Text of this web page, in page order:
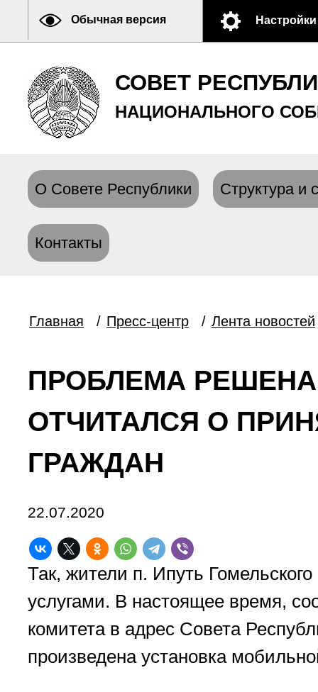
Обычная версия Настройки
СОВЕТ
НАЦИОНАЛЬНОГО
О Совете Республики Структура и
Контакты
Главная / Пресс-центр / Лента новостей
ПРОБЛЕМА
ОТЧИТАЛСЯ О
ГРАЖДАН
22.07.2020
Так, жители п. Ипуть
услугами. В настоящее время,
комитета в адрес Совета
произведена установка